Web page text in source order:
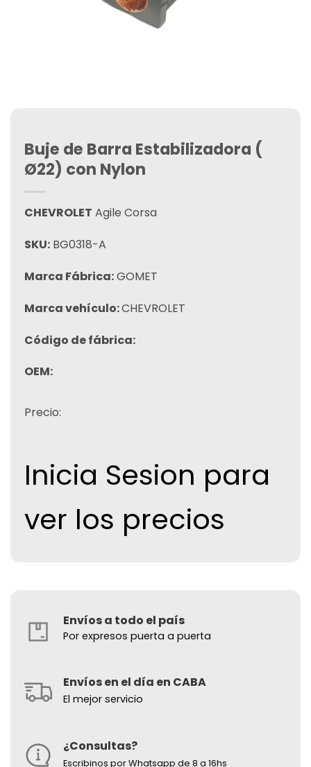
Buje de Barra Estabilizadora (
Ø22) con Nylon
CHEVROLET Agile Corsa
SKU: BG0318-A
Marca Fábrica:GOMET
Marca vehículo:CHEVROLET
Código de fábrica:
OEM:
Precio:
Inicia Sesion para
ver los precios
Envíos a todo el país
Por expresos puerta a puerta
Envíos en el día en CABA
El mejor servicio
¿Consultas?
Escribinos por Whatsapp de 8 a 16hs